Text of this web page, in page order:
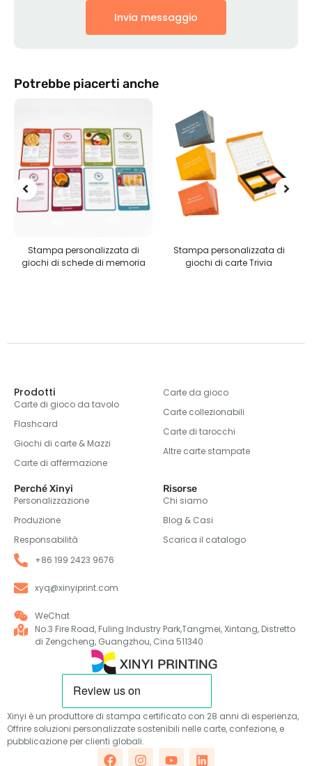
Invia messaggio
Potrebbe piacerti anche
Stampa personalizzata di
giochi di schede di memoria
Stampa personalizzata di
giochi di carte Trivia
Xinyi è un produttore di stampa certificato con 28 anni di esperienza,
Offrire soluzioni personalizzate sostenibili nelle carte, confezione, e
pubblicazione per clienti globali.
Prodotti
Carte di gioco da tavolo
Flashcard
Giochi di carte & Mazzi
Carte di affermazione
Carte da gioco
Carte collezionabili
Carte di tarocchi
Altre carte stampate
Perché Xinyi
Personalizzazione
Produzione
Responsabilità
Risorse
Chi siamo
Blog & Casi
Scarica il catalogo
+86 199 2423 9676
xyq@xinyiprint.com
WeChat
No.3 Fire Road, Fuling Industry Park,Tangmei, Xintang, Distretto
di Zengcheng, Guangzhou, Cina 511340